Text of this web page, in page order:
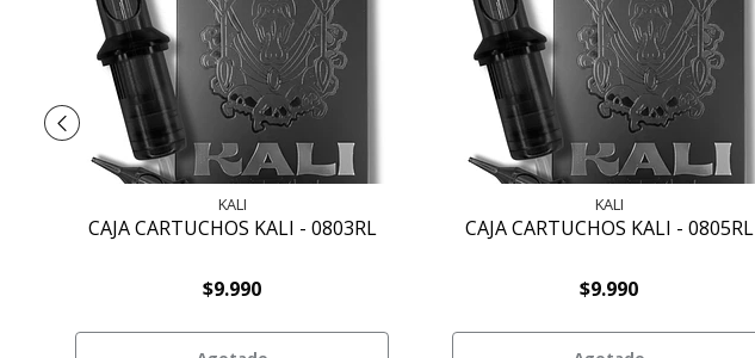
KALI
CAJA CARTUCHOS KALI - 0803RL
$9.990
KALI
CAJA CARTUCHOS KALI - 0805RL
$9.990